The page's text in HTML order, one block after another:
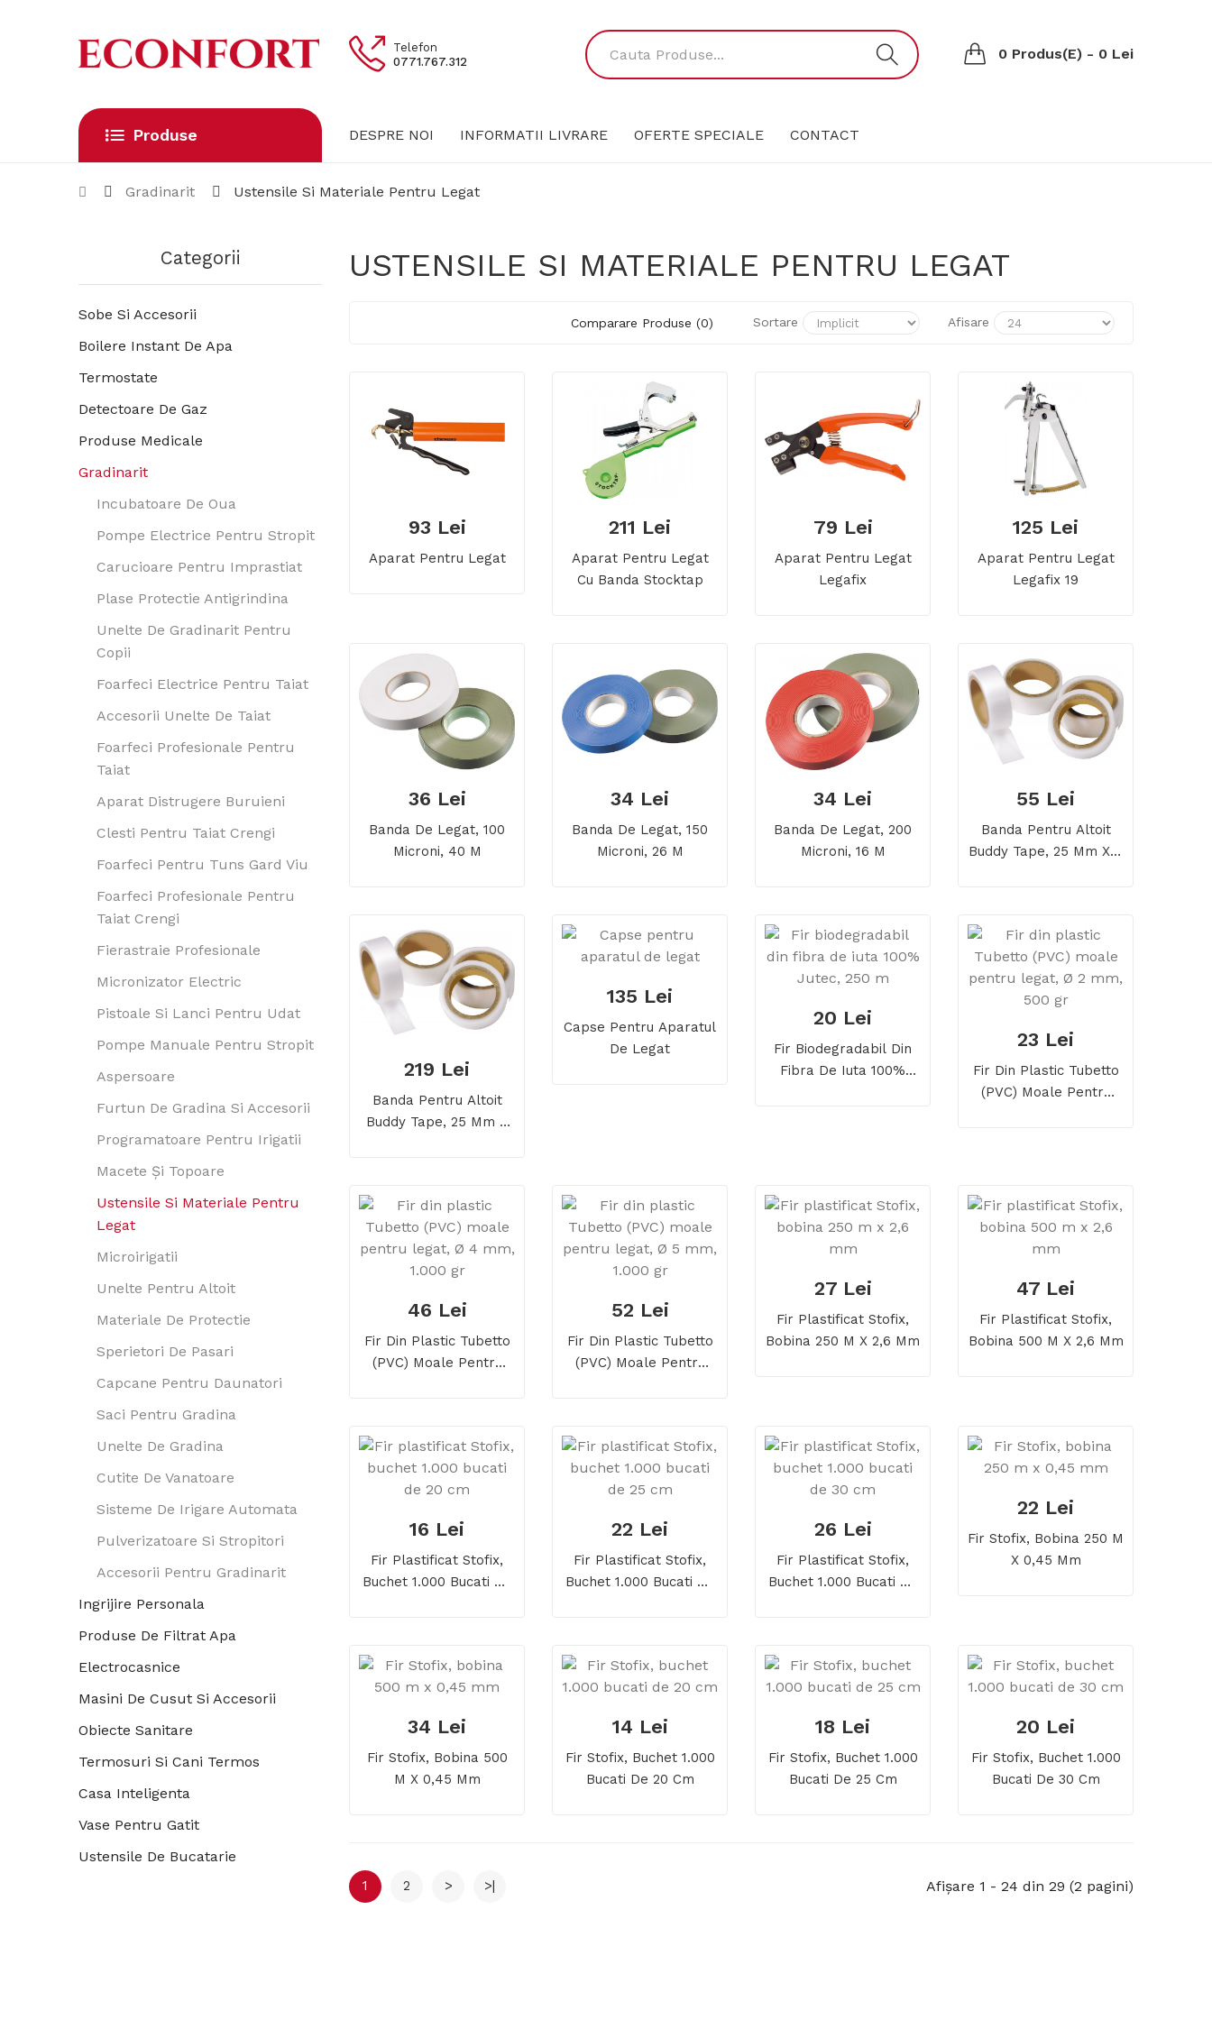
Telefon
0771.767.312
0 Produs(e) - 0 Lei
Produse DESPRE NOI INFORMATII LIVRARE OFERTE SPECIALE CONTACT
Gradinarit Ustensile Si Materiale Pentru Legat
Categorii
Sobe Si Accesorii
Boilere Instant De Apa
Termostate
Detectoare De Gaz
Produse Medicale
Gradinarit
Incubatoare De Oua
Pompe Electrice Pentru Stropit
Carucioare Pentru Imprastiat
Plase Protectie Antigrindina
Unelte De Gradinarit Pentru
Copii
Foarfeci Electrice Pentru Taiat
Accesorii Unelte De Taiat
Foarfeci Profesionale Pentru
Taiat
Aparat Distrugere Buruieni
Clesti Pentru Taiat Crengi
Foarfeci Pentru Tuns Gard Viu
Foarfeci Profesionale Pentru
Taiat Crengi
Fierastraie Profesionale
Micronizator Electric
Pistoale Si Lanci Pentru Udat
Pompe Manuale Pentru Stropit
Aspersoare
Furtun De Gradina Si Accesorii
Programatoare Pentru Irigatii
Macete Și Topoare
Ustensile Si Materiale Pentru
Legat
Microirigatii
Unelte Pentru Altoit
Materiale De Protectie
Sperietori De Pasari
Capcane Pentru Daunatori
Saci Pentru Gradina
Unelte De Gradina
Cutite De Vanatoare
Sisteme De Irigare Automata
Pulverizatoare Si Stropitori
Accesorii Pentru Gradinarit
Ingrijire Personala
Produse De Filtrat Apa
Electrocasnice
Masini De Cusut Si Accesorii
Obiecte Sanitare
Termosuri Si Cani Termos
Casa Inteligenta
Vase Pentru Gatit
Ustensile De Bucatarie
USTENSILE SI MATERIALE PENTRU LEGAT
Comparare Produse (0) Sortare Afisare
93 Lei
Aparat Pentru Legat
211 Lei
Aparat Pentru Legat
Cu Banda Stocktap
79 Lei
Aparat Pentru Legat
Legafix
125 Lei
Aparat Pentru Legat
Legafix 19
36 Lei
Banda De Legat, 100
Microni, 40 M
34 Lei
Banda De Legat, 150
Microni, 26 M
34 Lei
Banda De Legat, 200
Microni, 16 M
55 Lei
Banda Pentru Altoit
Buddy Tape, 25 Mm X 5
219 Lei
Banda Pentru Altoit
Buddy Tape, 25 Mm X
135 Lei
Capse Pentru Aparatul
De Legat
20 Lei
Fir Biodegradabil Din
Fibra De Iuta 100%
23 Lei
Fir Din Plastic Tubetto
(PVC) Moale Pentru
46 Lei
Fir Din Plastic Tubetto
(PVC) Moale Pentru
52 Lei
Fir Din Plastic Tubetto
(PVC) Moale Pentru
27 Lei
Fir Plastificat Stofix,
Bobina 250 M X 2,6 Mm
47 Lei
Fir Plastificat Stofix,
Bobina 500 M X 2,6 Mm
16 Lei
Fir Plastificat Stofix,
Buchet 1.000 Bucati De
22 Lei
Fir Plastificat Stofix,
Buchet 1.000 Bucati De
26 Lei
Fir Plastificat Stofix,
Buchet 1.000 Bucati De
22 Lei
Fir Stofix, Bobina 250 M
X 0,45 Mm
34 Lei
Fir Stofix, Bobina 500
M X 0,45 Mm
14 Lei
Fir Stofix, Buchet 1.000
Bucati De 20 Cm
18 Lei
Fir Stofix, Buchet 1.000
Bucati De 25 Cm
20 Lei
Fir Stofix, Buchet 1.000
Bucati De 30 Cm
1 2 > >| Afişare 1 - 24 din 29 (2 pagini)